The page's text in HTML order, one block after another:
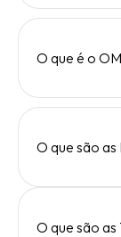
O que é o
O que são as
O que são as